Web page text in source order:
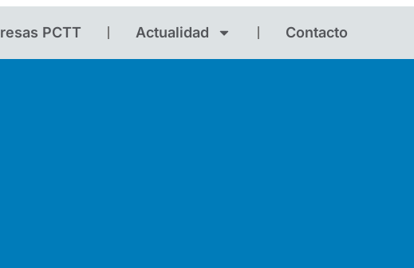
PCTT Actualidad Contacto